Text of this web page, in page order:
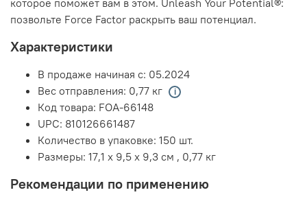
которое поможет вам в этом. Unleash Your Potential®:
позвольте Force Factor раскрыть ваш потенциал.
Характеристики
В продаже начиная с: 05.2024
Вес отправления: 0,77 кг
Код товара: FOA-66148
UPC: 810126661487
Количество в упаковке: 150 шт.
Размеры: 17,1 x 9,5 x 9,3 см , 0,77 кг
Рекомендации по применению